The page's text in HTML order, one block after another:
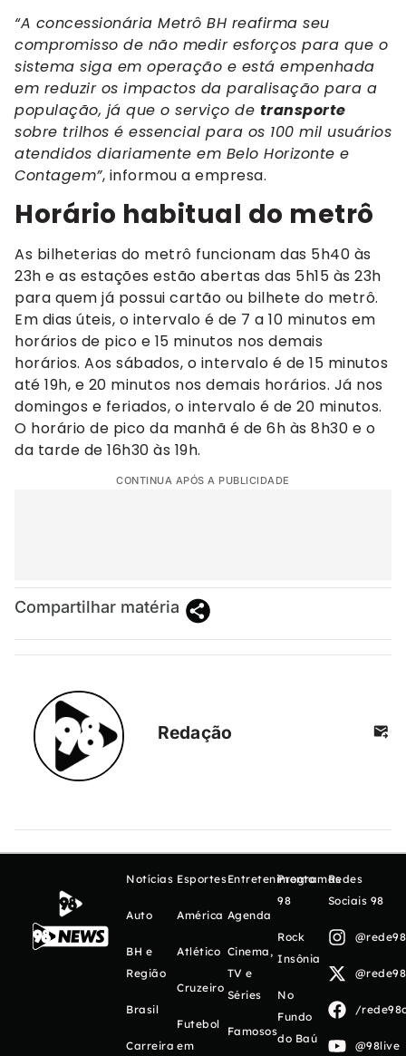
“A concessionária Metrô BH reafirma seu
compromisso de não medir esforços para que o
sistema siga em operação e está empenhada
em reduzir os impactos da paralisação para a
população, já que o serviço de transporte
sobre trilhos é essencial para os 100 mil usuários
atendidos diariamente em Belo Horizonte e
Contagem”, informou a empresa.
Horário habitual do metrô
As bilheterias do metrô funcionam das 5h40 às
23h e as estações estão abertas das 5h15 às 23h
para quem já possui cartão ou bilhete do metrô.
Em dias úteis, o intervalo é de 7 a 10 minutos em
horários de pico e 15 minutos nos demais
horários. Aos sábados, o intervalo é de 15 minutos
até 19h, e 20 minutos nos demais horários. Já nos
domingos e feriados, o intervalo é de 20 minutos.
O horário de pico da manhã é de 6h às 8h30 e o
da tarde de 16h30 às 19h.
CONTINUA APÓS A PUBLICIDADE
Compartilhar matéria
Redação
Notícias
Auto
BH e
Região
Brasil
Carreira
Esportes
América
Atlético
Cruzeiro
Futebol
em
Entretenimento
Agenda
Cinema,
TV e
Séries
Famosos
Programas
98
Rock
Insônia
No
Fundo
do Baú
Redes
Sociais 98
/
@98live